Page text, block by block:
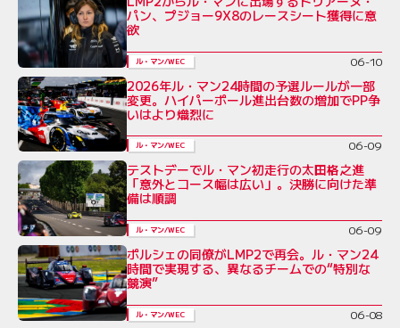
パン、プジョー9X8のレースシート獲得に意
欲
ル・マン/WEC 06-10
2026年ル・マン24時間の予選ルールが一部
変更。ハイパーポール進出台数の増加でPP争
いはより熾烈に
ル・マン/WEC 06-09
テストデーでル・マン初走行の太田格之進
「意外とコース幅は広い」。決勝に向けた準
備は順調
ル・マン/WEC 06-09
ポルシェの同僚がLMP2で再会。ル・マン24
時間で実現する、異なるチームでの“特別な
競演”
ル・マン/WEC 06-08